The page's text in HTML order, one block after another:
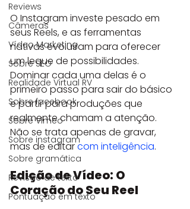
Reviews
Câmeras
Vídeo Marketing
Sobre SEO
Realidade Virtual RV
Sobre facebook
Sobre Vimeo
Sobre instagram
Sobre gramática
Revisão de texto
Pontuação em texto
O Instagram investe pesado em
seus Reels, e as ferramentas
nativas evoluíram para oferecer
um leque de possibilidades.
Dominar cada uma delas é o
primeiro passo para sair do básico
e partir para produções que
realmente chamam a atenção.
Não se trata apenas de gravar,
mas de editar com inteligência.
Edição de Vídeo: O
Coração do Seu Reel